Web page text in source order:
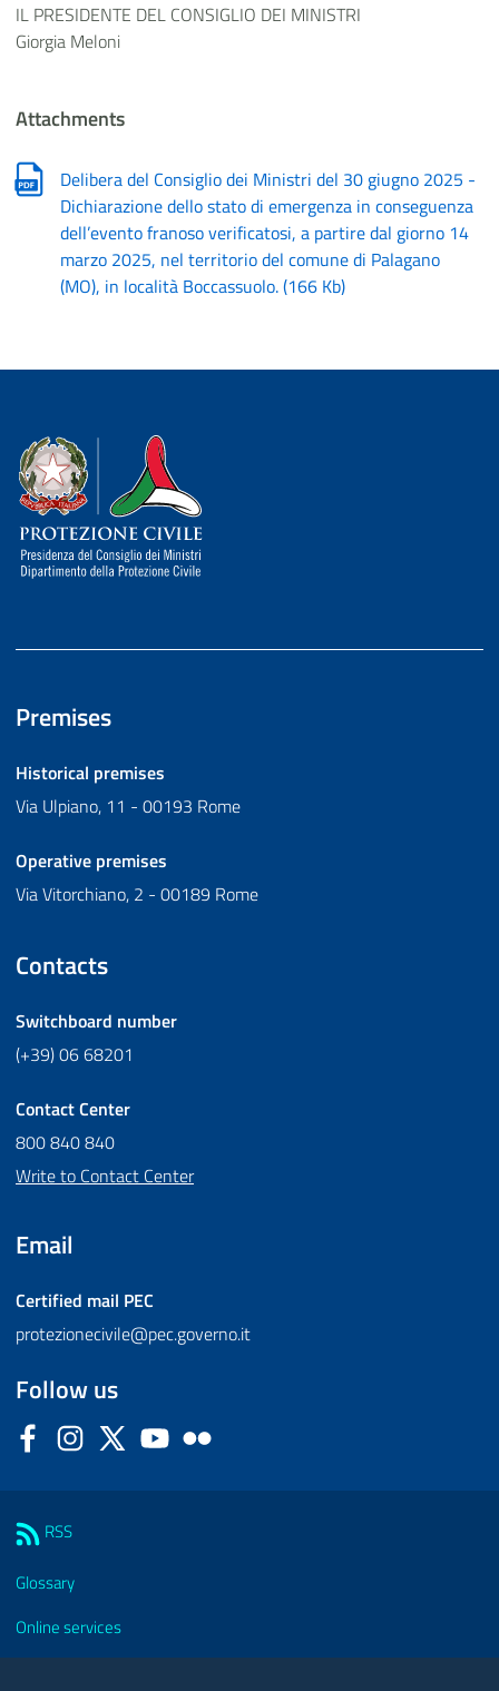
IL PRESIDENTE DEL CONSIGLIO DEI MINISTRI
Giorgia Meloni
Attachments
Delibera del Consiglio dei Ministri del 30 giugno 2025 -
Dichiarazione dello stato di emergenza in conseguenza
dell’evento franoso verificatosi, a partire dal giorno 14
marzo 2025, nel territorio del comune di Palagano
(MO), in località Boccassuolo.(166 Kb)
Dipartimento della Protezione Civile
Premises
Historical premises
Via Ulpiano, 11 - 00193 Rome
Operative premises
Via Vitorchiano, 2 - 00189 Rome
Contacts
Switchboard number
(+39) 06 68201
Contact Center
800 840 840
Write to Contact Center
Email
Certified mail PEC
protezionecivile@pec.governo.it
Follow us
FacebookInstagram
Twitter YouTube
RSS
Glossary
Online services